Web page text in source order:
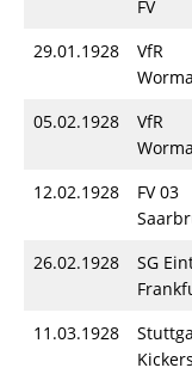
FV
29.01.1928
VfR
05.02.1928
VfR
12.02.1928
FV 03
26.02.1928
SG
11.03.1928
Kickers